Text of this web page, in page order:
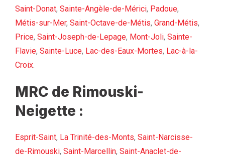
Saint-Donat, Sainte-Angèle-de-Mérici, Padoue,
Métis-sur-Mer, Saint-Octave-de-Métis, Grand-Métis,
Price, Saint-Joseph-de-Lepage, Mont-Joli, Sainte-
Flavie, Sainte-Luce, Lac-des-Eaux-Mortes, Lac-à-la-
Croix.
MRC de Rimouski-
Neigette :
Esprit-Saint, La Trinité-des-Monts, Saint-Narcisse-
de-Rimouski, Saint-Marcellin, Saint-Anaclet-de-